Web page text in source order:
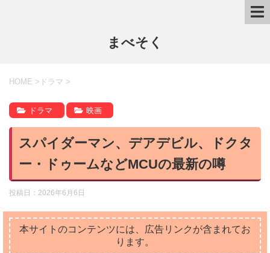
まべそく
HOME > ドラマ >
ドラマ 映画
スパイダーマン、デアデビル、ドクタ
ー・ドゥームなどMCUの最新の噂
投稿日： 2026年6月6日
本サイトのコンテンツには、広告リンクが含まれてお
ります。